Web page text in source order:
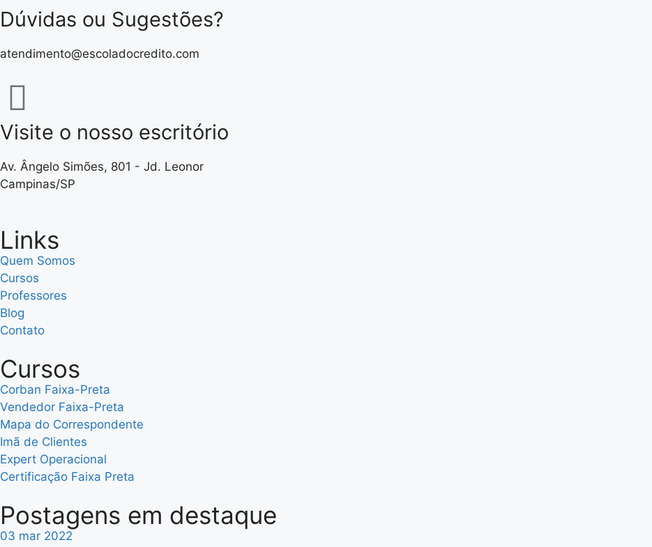
Dúvidas ou Sugestões?
atendimento@escoladocredito.com
Visite o nosso escritório
Av. Ângelo Simões, 801 - Jd. Leonor
Campinas/SP
Links
Quem Somos
Cursos
Professores
Blog
Contato
Cursos
Corban Faixa-Preta
Vendedor Faixa-Preta
Mapa do Correspondente
Imã de Clientes
Expert Operacional
Certificação Faixa Preta
Postagens em destaque
03 mar 2022